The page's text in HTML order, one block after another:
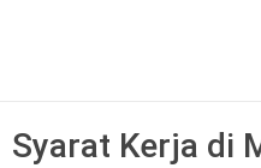
Syarat Kerja di